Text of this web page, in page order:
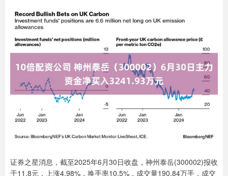
证券之星消息，截至2025年6月30日收盘，神州泰岳(300002)报收
于11.8元，上涨4.98%，换手率10.5%，成交量190.84万手，成交